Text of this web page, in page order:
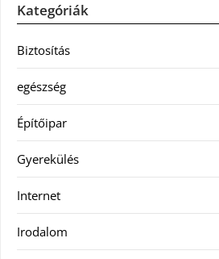
Kategóriák
Biztosítás
egészség
Építőipar
Gyerekülés
Internet
Irodalom